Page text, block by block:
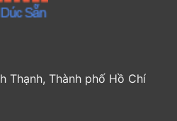
Thạnh, Thành phố Hồ Chí